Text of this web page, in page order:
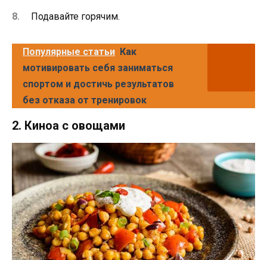
Подавайте горячим.
Популярные статьи Как
мотивировать себя заниматься
спортом и достичь результатов
без отказа от тренировок
2. Киноа с овощами